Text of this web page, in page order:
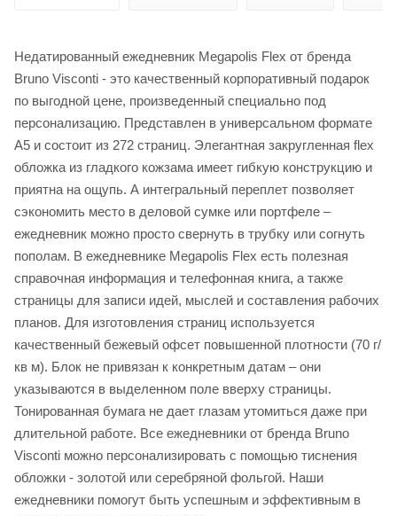
Недатированный ежедневник Megapolis Flex от бренда
Bruno Visconti - это качественный корпоративный подарок
по выгодной цене, произведенный специально под
персонализацию. Представлен в универсальном формате
А5 и состоит из 272 страниц. Элегантная закругленная flex
обложка из гладкого кожзама имеет гибкую конструкцию и
приятна на ощупь. А интегральный переплет позволяет
сэкономить место в деловой сумке или портфеле –
ежедневник можно просто свернуть в трубку или согнуть
пополам. В ежедневнике Megapolis Flex есть полезная
справочная информация и телефонная книга, а также
страницы для записи идей, мыслей и составления рабочих
планов. Для изготовления страниц используется
качественный бежевый офсет повышенной плотности (70 г/
кв м). Блок не привязан к конкретным датам – они
указываются в выделенном поле вверху страницы.
Тонированная бумага не дает глазам утомиться даже при
длительной работе. Все ежедневники от бренда Bruno
Visconti можно персонализировать с помощью тиснения
обложки - золотой или серебряной фольгой. Наши
ежедневники помогут быть успешным и эффективным в